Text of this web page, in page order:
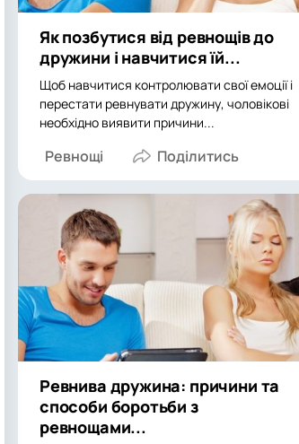
Як позбутися від ревнощів до
дружини і навчитися їй...
Щоб навчитися контролювати свої емоції і
перестати ревнувати дружину, чоловікові
необхідно виявити причини...
Ревнощі
Ревнива дружина: причини та
способи боротьби з
ревнощами...